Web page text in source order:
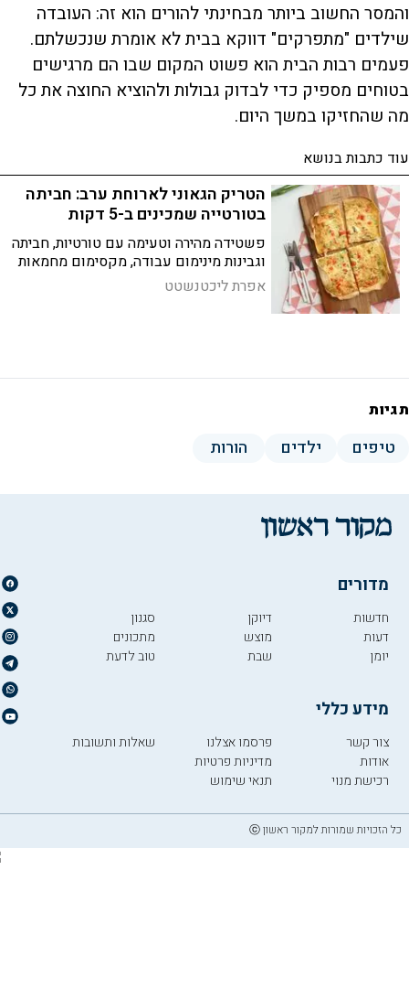
והמסר החשוב ביותר מבחינתי להורים הוא זה: העובדה
שילדים "מתפרקים" דווקא בבית לא אומרת שנכשלתם.
פעמים רבות הבית הוא פשוט המקום שבו הם מרגישים
בטוחים מספיק כדי לבדוק גבולות ולהוציא החוצה את כל
מה שהחזיקו במשך היום.
עוד כתבות בנושא
הטריק הגאוני לארוחת ערב: חביתה
בטורטייה שמכינים ב-5 דקות
פשטידה מהירה וטעימה עם טורטיות, חביתה
וגבינות מינימום עבודה, מקסימום מחמאות
אפרת ליכטנשטט
תגיות
טיפים ילדים הורות
מדורים
חדשות
דעות
יומן
דיוקן
מוצש
שבת
סגנון
מתכונים
טוב לדעת
מידע כללי
צור קשר
אודות
רכישת מנוי
פרסמו אצלנו
מדיניות פרטיות
תנאי שימוש
שאלות ותשובות
כל הזכויות שמורות למקור ראשון ⓒ